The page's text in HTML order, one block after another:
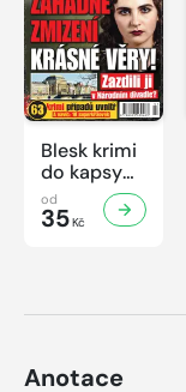
Blesk krimi
do kapsy
č.7/2026
od
35Kč
Anotace